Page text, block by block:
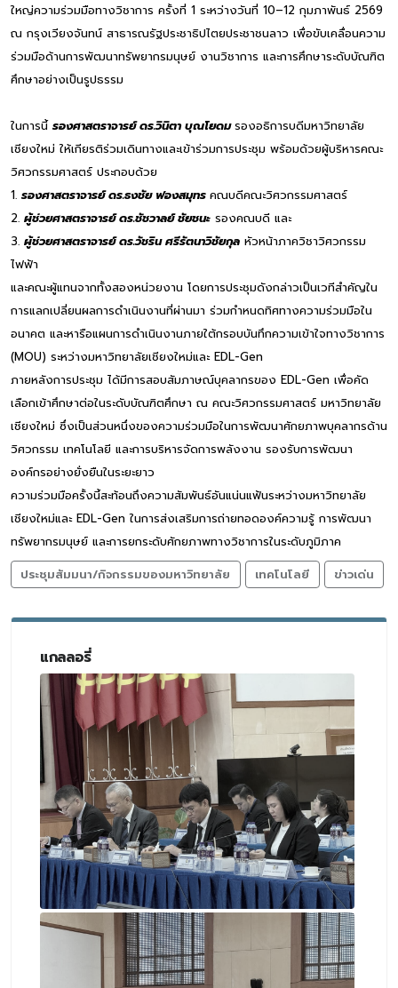
ใหญ่ความร่วมมือทางวิชาการ ครั้งที่ 1 ระหว่างวันที่ 10–12 กุมภาพันธ์ 2569
ณ กรุงเวียงจันทน์ สาธารณรัฐประชาธิปไตยประชาชนลาว เพื่อขับเคลื่อนความ
ร่วมมือด้านการพัฒนาทรัพยากรมนุษย์ งานวิชาการ และการศึกษาระดับบัณฑิต
ศึกษาอย่างเป็นรูปธรรม
ในการนี้ รองศาสตราจารย์ ดร.วินิตา บุณโยดมรองอธิการบดีมหาวิทยาลัย
เชียงใหม่ ให้เกียรติร่วมเดินทางและเข้าร่วมการประชุม พร้อมด้วยผู้บริหารคณะ
วิศวกรรมศาสตร์ ประกอบด้วย
1. รองศาสตราจารย์ ดร.ธงชัย ฟองสมุทร คณบดีคณะวิศวกรรมศาสตร์
2. ผู้ช่วยศาสตราจารย์ ดร.ชัชวาลย์ ชัยชนะ รองคณบดี และ
3. ผู้ช่วยศาสตราจารย์ ดร.วัชริน ศรีรัตนาวิชัยกุล หัวหน้าภาควิชาวิศวกรรม
ไฟฟ้า
และคณะผู้แทนจากทั้งสองหน่วยงาน โดยการประชุมดังกล่าวเป็นเวทีสำคัญใน
การแลกเปลี่ยนผลการดำเนินงานที่ผ่านมา ร่วมกำหนดทิศทางความร่วมมือใน
อนาคต และหารือแผนการดำเนินงานภายใต้กรอบบันทึกความเข้าใจทางวิชาการ
(MOU) ระหว่างมหาวิทยาลัยเชียงใหม่และ EDL-Gen
ภายหลังการประชุม ได้มีการสอบสัมภาษณ์บุคลากรของ EDL-Gen เพื่อคัด
เลือกเข้าศึกษาต่อในระดับบัณฑิตศึกษา ณ คณะวิศวกรรมศาสตร์ มหาวิทยาลัย
เชียงใหม่ ซึ่งเป็นส่วนหนึ่งของความร่วมมือในการพัฒนาศักยภาพบุคลากรด้าน
วิศวกรรม เทคโนโลยี และการบริหารจัดการพลังงาน รองรับการพัฒนา
องค์กรอย่างยั่งยืนในระยะยาว
ความร่วมมือครั้งนี้สะท้อนถึงความสัมพันธ์อันแน่นแฟ้นระหว่างมหาวิทยาลัย
เชียงใหม่และ EDL-Gen ในการส่งเสริมการถ่ายทอดองค์ความรู้ การพัฒนา
ทรัพยากรมนุษย์ และการยกระดับศักยภาพทางวิชาการในระดับภูมิภาค
ประชุมสัมมนา/กิจกรรมของมหาวิทยาลัย
เทคโนโลยี ข่าวเด่น
แกลลอรี่